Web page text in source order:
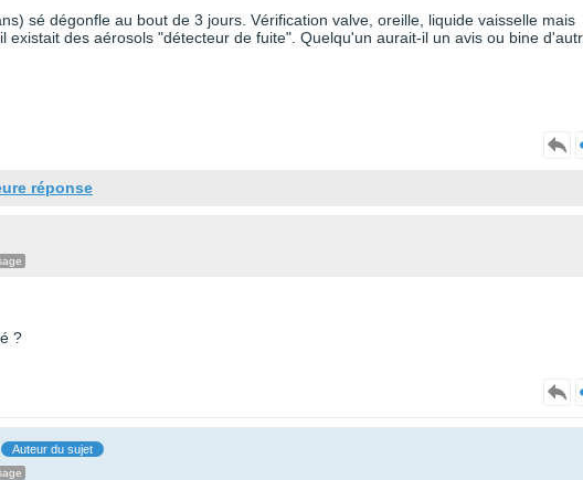
sé dégonfle au bout de 3 jours. Vérification valve, oreille, liquide vaisselle mais
existait des aérosols "détecteur de fuite". Quelqu'un aurait-il un avis ou bine
réponse
?
Auteur du sujet